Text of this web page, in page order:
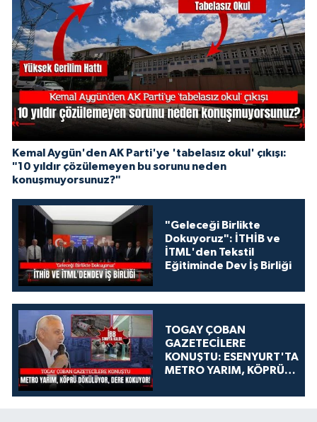
Kemal Aygün'den AK Parti'ye 'tabelasız okul' çıkışı:
"10 yıldır çözülemeyen bu sorunu neden
konuşmuyorsunuz?"
"Geleceği Birlikte
Dokuyoruz": İTHİB ve
İTML'den Tekstil
Eğitiminde Dev İş Birliği
TOGAY ÇOBAN
GAZETECİLERE
KONUŞTU: ESENYURT'TA
METRO YARIM, KÖPRÜ
KOKUYOR!